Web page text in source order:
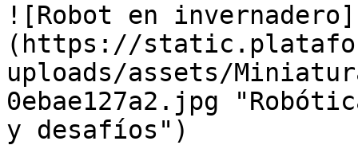
![Robot en invernadero]
(https://
uploads/assets/
0ebae127a2.jpg
y desafíos")